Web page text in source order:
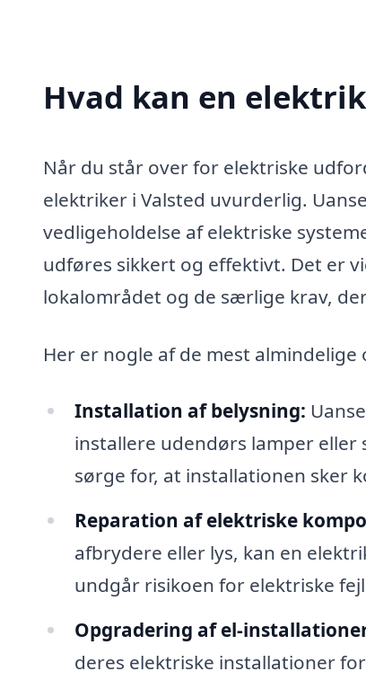
Hvad kan en
Når du står over for elektriske
elektriker i Valsted uvurderlig.
vedligeholdelse af elektriske
udføres sikkert og effektivt. Det er
lokalområdet og de særlige krav,
Her er nogle af de mest
Installation af belysning:
installere udendørs lamper
sørge for, at installationen sker
Reparation af elektriske
afbrydere eller lys, kan en
undgår risikoen for elektriske
Opgradering af el-
deres elektriske installationer